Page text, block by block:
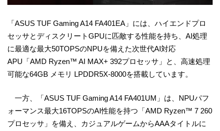
「ASUS TUF Gaming A14 FA401EA」には、ハイエンドプロ
セッサとディスクリートGPUに匹敵する性能を持ち、AI処理
に最適な最大50TOPSのNPUを備えた次世代AI対応
APU「AMD Ryzen™ AI MAX+ 392プロセッサ」と、高速処理
可能な64GB メモリ LPDDR5X-8000を搭載しています。
一方、「ASUS TUF Gaming A14 FA401UM」は、NPUパフ
ォーマンス最大16TOPSのAI性能を持つ「AMD Ryzen™ 7 260
プロセッサ」を備え、カジュアルゲームからAAAタイトルに